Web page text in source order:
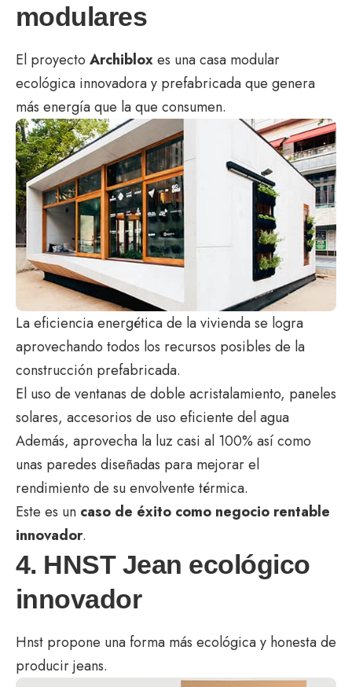
modulares
El proyecto Archibloxes una casa modular
ecológica innovadora y prefabricada que genera
más energía que la que consumen.
La eficiencia energética de la vivienda se logra
aprovechando todos los recursos posibles de la
construcción prefabricada.
El uso de ventanas de doble acristalamiento, paneles
solares, accesorios de uso eficiente del agua
Además, aprovecha la luz casi al 100% así como
unas paredes diseñadas para mejorar el
rendimiento de su envolvente térmica.
Este es un caso de éxito como negocio rentable
innovador.
4. HNST Jean ecológico
innovador
Hnst propone una forma más ecológica y honesta de
producir jeans.